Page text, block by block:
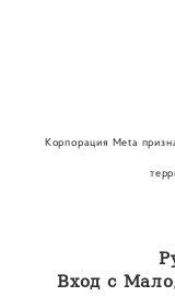
Корпорация Meta
Вход с